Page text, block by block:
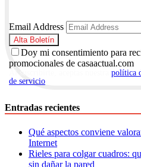
Email Address
Doy mi consentimiento para
promocionales de casaactual.com
política
de servicio
Entradas recientes
Qué aspectos conviene
Internet
Rieles para colgar cuadros:
sin dañar la pared